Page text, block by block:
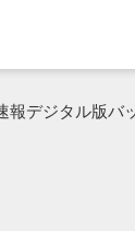
報デジタル版バ